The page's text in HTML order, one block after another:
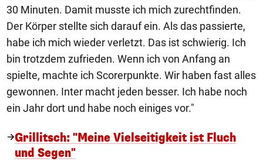
30 Minuten. Damit musste ich mich zurechtfinden.
Der Körper stellte sich darauf ein. Als das passierte,
habe ich mich wieder verletzt. Das ist schwierig. Ich
bin trotzdem zufrieden. Wenn ich von Anfang an
spielte, machte ich Scorerpunkte. Wir haben fast alles
gewonnen. Inter macht jeden besser. Ich habe noch
ein Jahr dort und habe noch einiges vor."
Grillitsch: "Meine Vielseitigkeit ist Fluch
und Segen"
1/15